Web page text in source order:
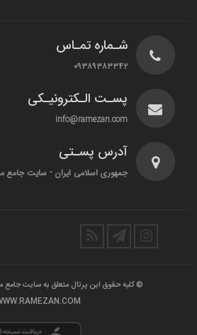
شـماره تمـاس
۰۹۳۸۹۳۸۳۳۴۲
پسـت الـکترونیـکی
info@ramezan.com
آدرس پسـتی
جمهوری اسلامی ایران - سایت جامع
© کلیه حقوق این پرتال متعلق به سایت